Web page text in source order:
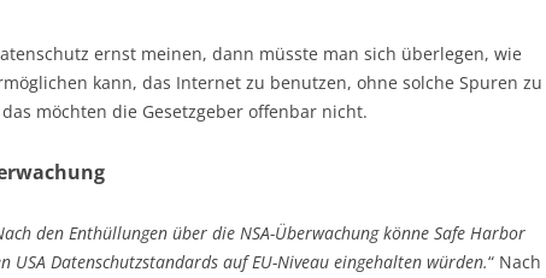
ernst meinen, dann müsste man sich überlegen, wie
kann, das Internet zu benutzen, ohne solche Spuren zu
möchten die Gesetzgeber offenbar nicht.
den Enthüllungen über die NSA-Überwachung könne Safe Harbor
USA Datenschutzstandards auf EU-Niveau eingehalten würden.“ Nach